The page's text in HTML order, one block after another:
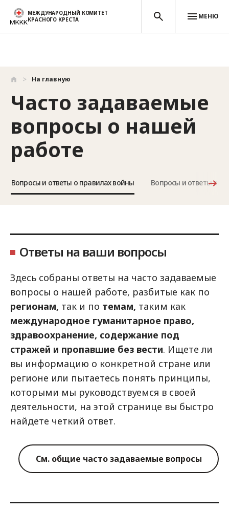
Перейти к основному содержанию
МЕЖДУНАРОДНЫЙ КОМИТЕТ
КРАСНОГО КРЕСТА
МЕНЮ
На главную
Часто задаваемые
вопросы о нашей
работе
Вопросы и ответы о правилах войны Вопросы и ответы по
Ответы на ваши вопросы
Здесь собраны ответы на часто задаваемые
вопросы о нашей работе, разбитые как по
регионам, так и по темам, таким как
международное гуманитарное право,
здравоохранение, содержание под
стражей и пропавшие без вести. Ищете ли
вы информацию о конкретной стране или
регионе или пытаетесь понять принципы,
которыми мы руководствуемся в своей
деятельности, на этой странице вы быстро
найдете четкий ответ.
См. общие часто задаваемые вопросы